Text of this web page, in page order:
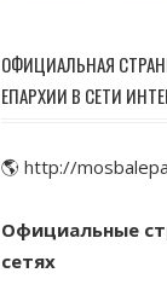
ОФИЦИАЛЬНАЯ
ЕПАРХИИ В СЕТИ
🌎 http://
Официальные
сетях